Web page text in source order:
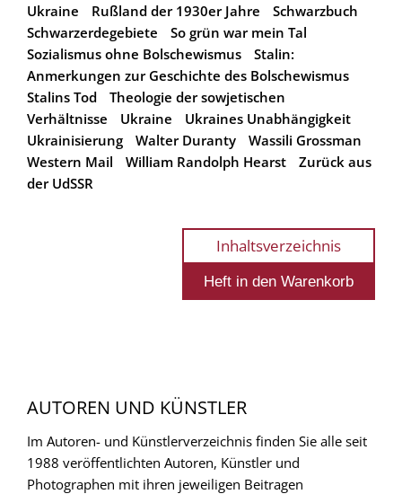
Ukraine
Rußland der 1930er Jahre
Schwarzbuch
Schwarzerdegebiete
So grün war mein Tal
Sozialismus ohne Bolschewismus
Stalin:
Anmerkungen zur Geschichte des Bolschewismus
Stalins Tod
Theologie der sowjetischen
Verhältnisse
Ukraine
Ukraines Unabhängigkeit
Ukrainisierung
Walter Duranty
Wassili Grossman
Western Mail
William Randolph Hearst
Zurück aus
der UdSSR
Inhaltsverzeichnis
AUTOREN UND KÜNSTLER
Im Autoren- und Künstlerverzeichnis finden Sie alle seit
1988 veröffentlichten Autoren, Künstler und
Photographen mit ihren jeweiligen Beitragen